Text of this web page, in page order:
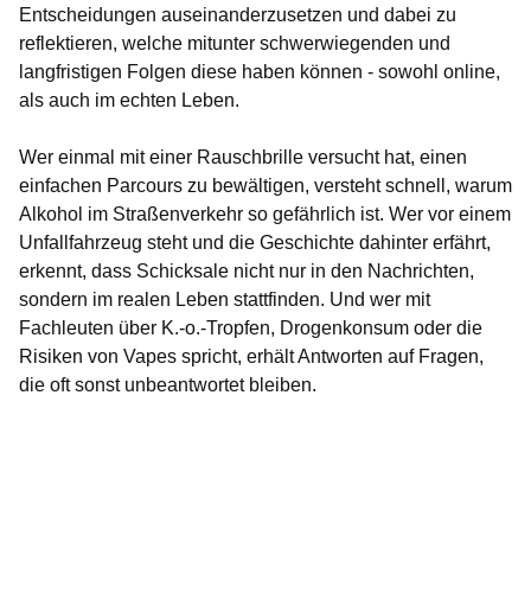
Entscheidungen auseinanderzusetzen und dabei zu
reflektieren, welche mitunter schwerwiegenden und
langfristigen Folgen diese haben können - sowohl online,
als auch im echten Leben.
Wer einmal mit einer Rauschbrille versucht hat, einen
einfachen Parcours zu bewältigen, versteht schnell, warum
Alkohol im Straßenverkehr so gefährlich ist. Wer vor einem
Unfallfahrzeug steht und die Geschichte dahinter erfährt,
erkennt, dass Schicksale nicht nur in den Nachrichten,
sondern im realen Leben stattfinden. Und wer mit
Fachleuten über K.-o.-Tropfen, Drogenkonsum oder die
Risiken von Vapes spricht, erhält Antworten auf Fragen,
die oft sonst unbeantwortet bleiben.